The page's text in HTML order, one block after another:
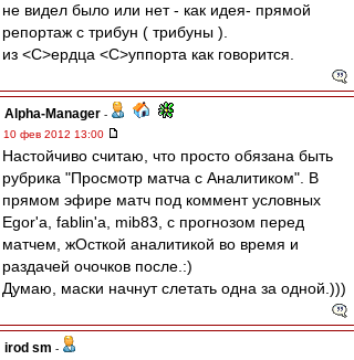
не видел было или нет - как идея- прямой
репортаж с трибун ( трибуны ).
из <C>ердца <C>уппорта как говорится.
Alpha-Manager -
10 фев 2012 13:00
Настойчиво считаю, что просто обязана быть
рубрика "Просмотр матча с Аналитиком". В
прямом эфире матч под коммент условных
Egor'а, fablin'a, mib83, с прогнозом перед
матчем, жОсткой аналитикой во время и
раздачей очочков после.:)
Думаю, маски начнут слетать одна за одной.)))
irod sm -